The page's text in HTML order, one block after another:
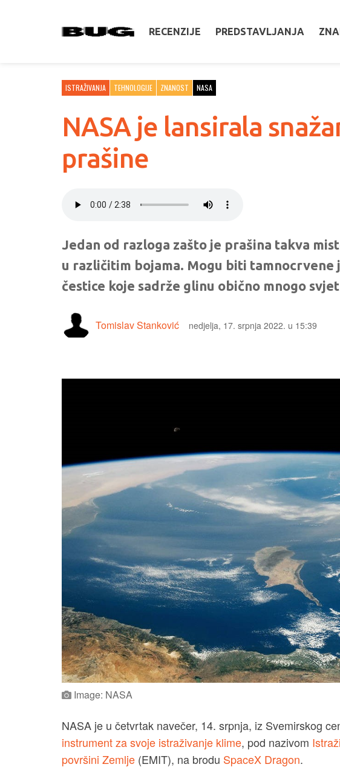
RECENZIJE PREDSTAVLJANJA
ISTRAŽIVANJA TEHNOLOGIJE ZNANOST NASA
NASA je lansirala
prašine
Jedan od razloga zašto je prašina takva
u različitim bojama. Mogu biti tamnocrvene
čestice koje sadrže glinu obično mnogo
Tomislav Stanković nedjelja, 17. srpnja 2022. u 15:39
Image: NASA
NASA je u četvrtak navečer, 14. srpnja, iz Svemirskog
instrument za svoje istraživanje klime, pod nazivom
površini Zemlje (EMIT), na brodu SpaceX Dragon.